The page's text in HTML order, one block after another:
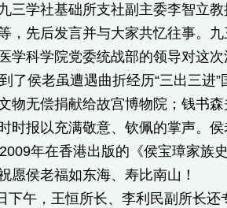
三学社基础所支社副主委李智立
，先后发言并与大家共忆往事。
学科学院党委统战部的领导对这次
了侯老虽遭遇曲折经历“三出三进”
物无偿捐献给故宫博物院；钱书
时报以充满敬意、钦佩的掌声。
年在香港出版的《侯宝璋家族
愿侯老福如东海、寿比南山！
午，王恒所长、李利民副所长还